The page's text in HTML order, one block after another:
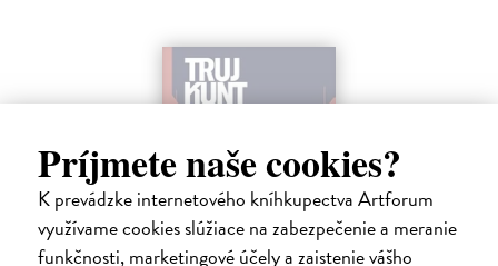
Príjmete naše cookies?
K prevádzke internetového kníhkupectva Artforum
využívame cookies slúžiace na zabezpečenie a meranie
funkčnosti, marketingové účely a zaistenie vášho